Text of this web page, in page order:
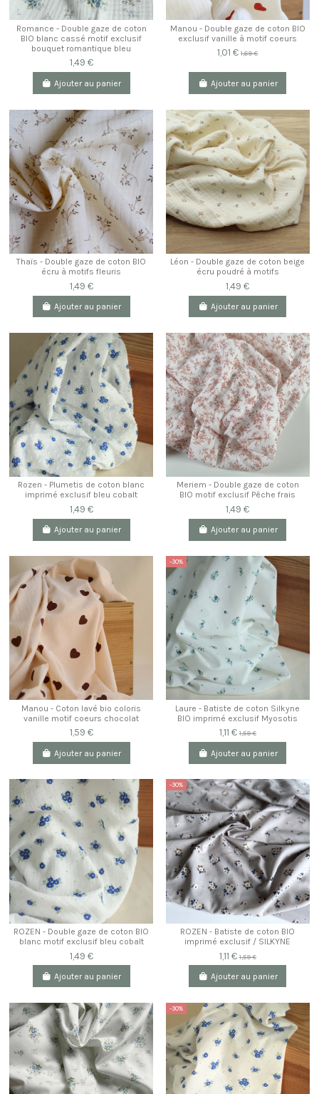
Romance - Double gaze de coton
BIO blanc cassé motif exclusif
bouquet romantique bleu
1,49 €
Ajouter au panier
Manou - Double gaze de coton BIO
exclusif vanille à motif coeurs
1,01 €1,69 €
Ajouter au panier
Thaïs - Double gaze de coton BIO
écru à motifs fleuris
1,49 €
Ajouter au panier
Léon - Double gaze de coton beige
écru poudré à motifs
1,49 €
Ajouter au panier
Rozen - Plumetis de coton blanc
imprimé exclusif bleu cobalt
1,49 €
Ajouter au panier
Meriem - Double gaze de coton
BIO motif exclusif Pêche frais
1,49 €
Ajouter au panier
Manou - Coton lavé bio coloris
vanille motif coeurs chocolat
1,59 €
Ajouter au panier
-30%
Laure - Batiste de coton Silkyne
BIO imprimé exclusif Myosotis
1,11 €1,59 €
Ajouter au panier
ROZEN - Double gaze de coton BIO
blanc motif exclusif bleu cobalt
1,49 €
Ajouter au panier
-30%
ROZEN - Batiste de coton BIO
imprimé exclusif / SILKYNE
1,11 €1,59 €
Ajouter au panier
-30%